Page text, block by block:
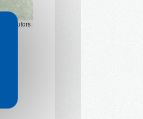
contributors